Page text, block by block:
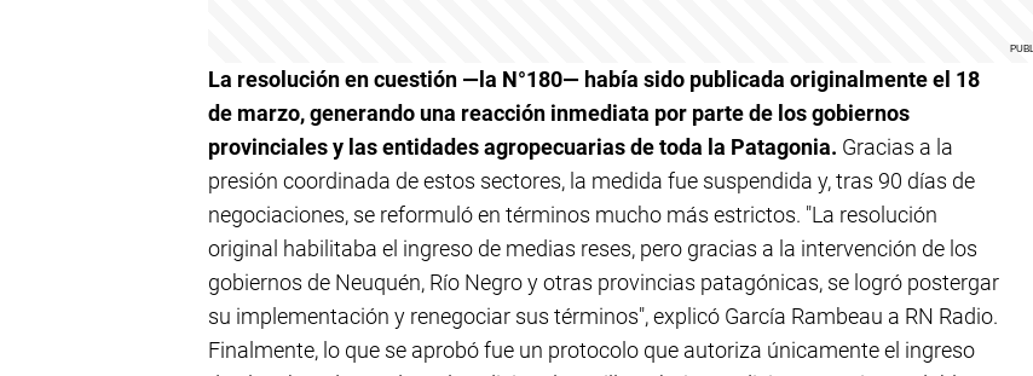
La resolución en cuestión —la N°180— había sido publicada originalmente el 18
de marzo, generando una reacción inmediata por parte de los gobiernos
provinciales y las entidades agropecuarias de toda la Patagonia. Gracias a la
presión coordinada de estos sectores, la medida fue suspendida y, tras 90 días de
negociaciones, se reformuló en términos mucho más estrictos. "La resolución
original habilitaba el ingreso de medias reses, pero gracias a la intervención de los
gobiernos de Neuquén, Río Negro y otras provincias patagónicas, se logró postergar
su implementación y renegociar sus términos", explicó García Rambeau a RN Radio.
Finalmente, lo que se aprobó fue un protocolo que autoriza únicamente el ingreso